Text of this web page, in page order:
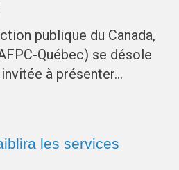
publique du Canada,
Québec) se désole
à présenter…
les services